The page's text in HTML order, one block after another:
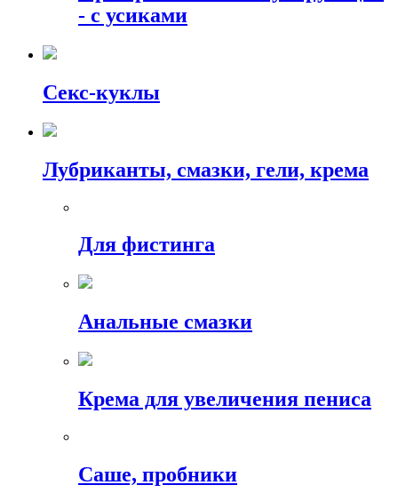
- с усиками
Секс-куклы
Лубриканты, смазки, гели, крема
Для фистинга
Анальные смазки
Крема для увеличения пениса
Саше, пробники